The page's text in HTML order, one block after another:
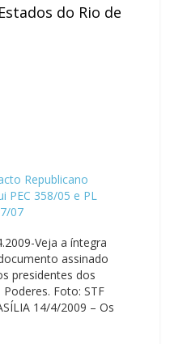
do Rio de
Republicano
PEC 358/05 e PL
07
Veja a íntegra
assinado
presidentes dos
Poderes. Foto: STF
14/4/2009 – Os